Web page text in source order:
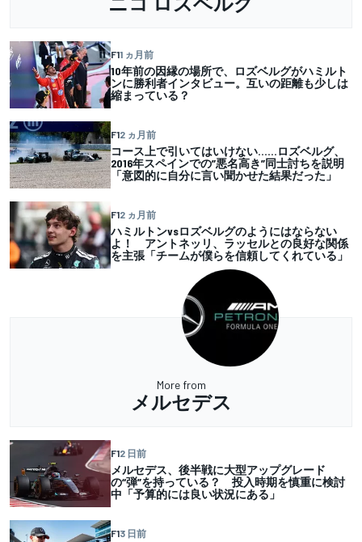
F11 ヵ月前
10年前の因縁の場所で、ロズベルグがハミルト
ンに勝利者インタビュー。互いの距離も少しは
縮まっている？
F12 ヵ月前
コース上で引いてはいけない……ロズベルグ、
2016年スペインでの”悪名高き”同士討ちを説明
「意図的に自分に言い聞かせた結果だった」
F12 ヵ月前
ハミルトンvsロズベルグのようにはならない
よ！ アントネッリ、ラッセルとの良好な関係
を主張「チームが僕らを信頼してくれている」
More from
メルセデス
F12 日前
メルセデス、後半戦に大型アップグレード
の“弾”を持っている？ 投入時期を慎重に検討
中「予算的には良い状況にある」
F13 日前